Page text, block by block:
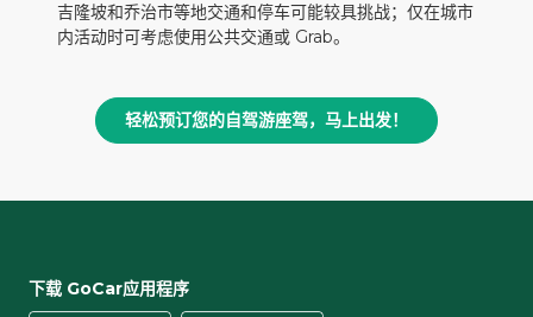
吉隆坡和乔治市等地交通和停车可能较具挑战；仅在城市
内活动时可考虑使用公共交通或 Grab。
轻松预订您的自驾游座驾，马上出发！
下载 GoCar应用程序